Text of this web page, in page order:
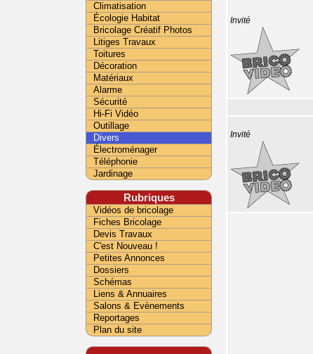
Invité
Invité
Climatisation
Écologie Habitat
Bricolage Créatif Photos
Litiges Travaux
Toitures
Décoration
Matériaux
Alarme
Sécurité
Hi-Fi Vidéo
Outillage
Divers
Électroménager
Téléphonie
Jardinage
Rubriques
Vidéos de bricolage
Fiches Bricolage
Devis Travaux
C'est Nouveau !
Petites Annonces
Dossiers
Schémas
Liens & Annuaires
Salons & Evènements
Reportages
Plan du site